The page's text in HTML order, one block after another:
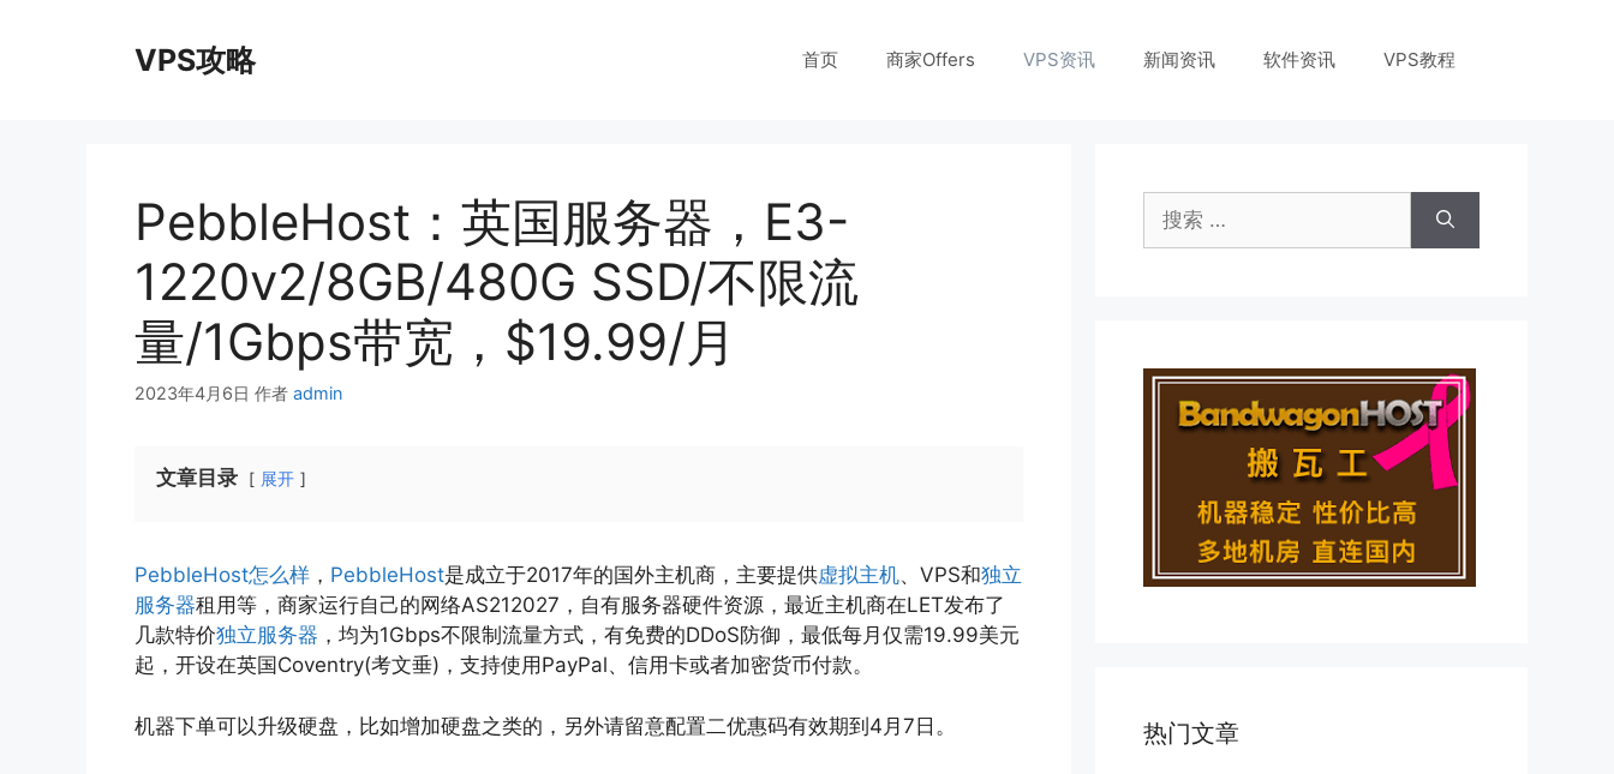
VPS攻略 首页 商家Offers VPS资讯 新闻资讯 软件资讯 VPS教程
PebbleHost：英国服务器，E3-
1220v2/8GB/480G SSD/不限流
量/1Gbps带宽，$19.99/月
2023年4月6日 作者 admin
文章目录 展开
PebbleHost怎么样 ， PebbleHost是成立于2017年的国外主机商，主要提供虚拟主机、VPS和独立
服务器租用等，商家运行自己的网络AS212027，自有服务器硬件资源，最近主机商在LET发布了
几款特价独立服务器 ，均为1Gbps不限制流量方式，有免费的DDoS防御，最低每月仅需19.99美元
起，开设在英国Coventry(考文垂)，支持使用PayPal、信用卡或者加密货币付款。
机器下单可以升级硬盘，比如增加硬盘之类的，另外请留意配置二优惠码有效期到4月7日。
索：
热门文章